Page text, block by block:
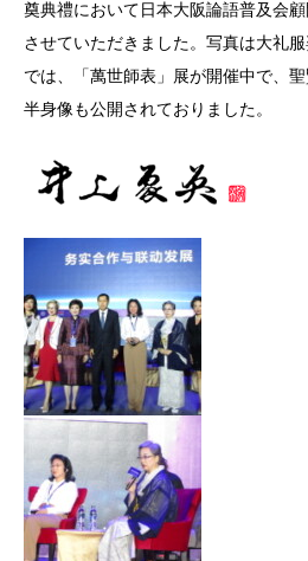
奠典禮において日本大阪論語普及会
させていただきました。写真は大礼
では、「萬世師表」展が開催中で、
半身像も公開されておりました。